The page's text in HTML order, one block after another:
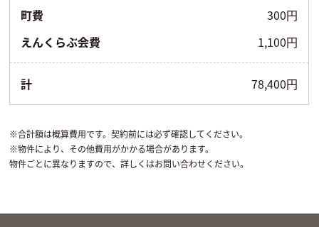
町費
300円
えんくらぶ会費
1,100円
計 78,400円
※合計額は概算費用です。契約前には必ず確認してください。
※物件により、その他費用がかかる場合があります。
物件ごとに異なりますので、詳しくはお問い合わせください。